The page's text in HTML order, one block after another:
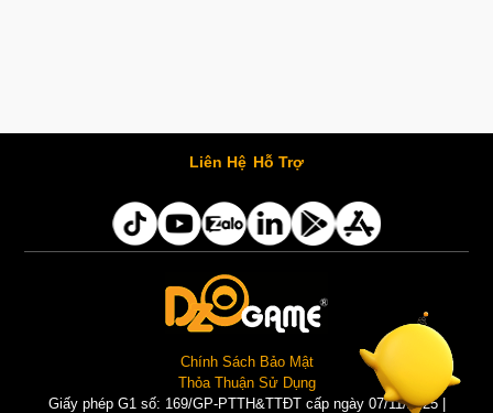
Liên Hệ Hỗ Trợ
Chính Sách Bảo Mật
Thỏa Thuận Sử Dụng
Giấy phép G1 số: 169/GP-PTTH&TTĐT cấp ngày 07/11/2025 |